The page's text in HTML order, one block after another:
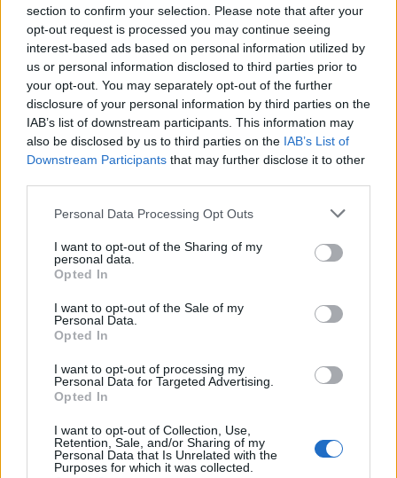
section to confirm your selection. Please note that after your
opt-out request is processed you may continue seeing
interest-based ads based on personal information utilized by
us or personal information disclosed to third parties prior to
your opt-out. You may separately opt-out of the further
disclosure of your personal information by third parties on the
IAB’s list of downstream participants. This information may
also be disclosed by us to third parties on the IAB’s List of
Downstream Participants that may further disclose it to other
Personal Data Processing Opt Outs
I want to opt-out of the Sharing of my
personal data.
Opted In
I want to opt-out of the Sale of my
Personal Data.
Opted In
I want to opt-out of processing my
Personal Data for Targeted Advertising.
Opted In
I want to opt-out of Collection, Use,
Retention, Sale, and/or Sharing of my
Personal Data that Is Unrelated with the
Purposes for which it was collected.
A legfrissebb,október végi adatok szerint
névértéken több mint 11 200 milliárd forintnyi
befektetésvolt forintban denominált lakossági
állampapírokban, ami 11,5%-kal, azaz 1160 milliárd
forinttal több, mint tavaly év végén.
Ez a több mint ezermilliárdos állománynövekedés
értékesítési adatokat is, vagyis azt, hogy idén eddig
mennyi friss pénz áramlott a forintos lakossági